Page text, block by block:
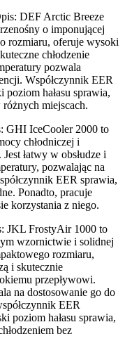
DEF Arctic Breeze
o imponującej
rozmiaru, oferuje wysoki
chłodzenie
pozwala
Współczynnik EER
hałasu sprawia,
miejscach.
GHI IceCooler 2000 to
chłodniczej i
łatwy w obsłudze i
pozwalając na
EER sprawia,
Ponadto, pracuje
korzystania z niego.
JKL FrostyAir 1000 to
wzornictwie i solidnej
rozmiaru,
i skutecznie
przepływowi.
na dostosowanie go do
EER
poziom hałasu sprawia,
bez